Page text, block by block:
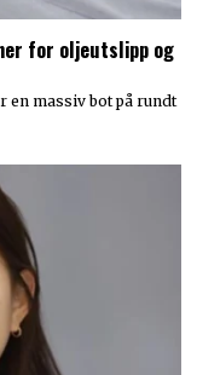
for oljeutslipp og
en massiv bot på rundt